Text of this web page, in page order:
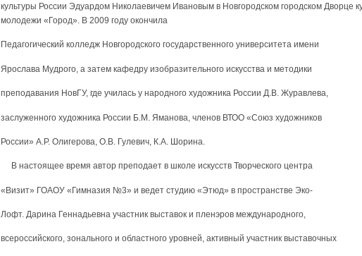
культуры России Эдуардом Николаевичем Ивановым в Новгородском городском Дворце
молодежи «Город». В 2009 году окончила
Педагогический колледж Новгородского государственного университета имени
Ярослава Мудрого, а затем кафедру изобразительного искусства и методики
преподавания НовГУ, где училась у народного художника России Д.В. Журавлева,
заслуженного художника России Б.М. Яманова, членов ВТОО «Союз художников
России» А.Р. Олигерова, О.В. Гулевич, К.А. Шорина.
В настоящее время автор преподает в школе искусств Творческого центра
«Визит» ГОАОУ «Гимназия №3» и ведет студию «Этюд» в пространстве Эко-
Лофт. Дарина Геннадьевна участник выставок и пленэров международного,
всероссийского, зонального и областного уровней, активный участник выставочных